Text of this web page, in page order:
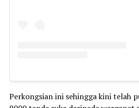
Perkongsian ini sehingga kini telah